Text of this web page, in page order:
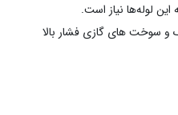
لوله‌ها نیاز است.
های گازی فشار بالا